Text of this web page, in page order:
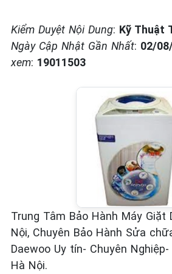
Kiểm Duyệt Nội Dung: Kỹ Thuật
Ngày Cập Nhật Gần Nhất: 02/
xem: 19011503
Trung Tâm Bảo Hành Máy Giặt
Nội, Chuyên Bảo Hành Sửa
Daewoo Uy tín- Chuyên
Hà Nội.